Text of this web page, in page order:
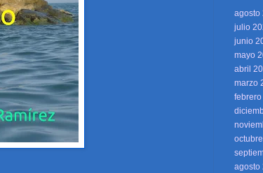
agosto
julio
junio
mayo
abril
marzo
agosto